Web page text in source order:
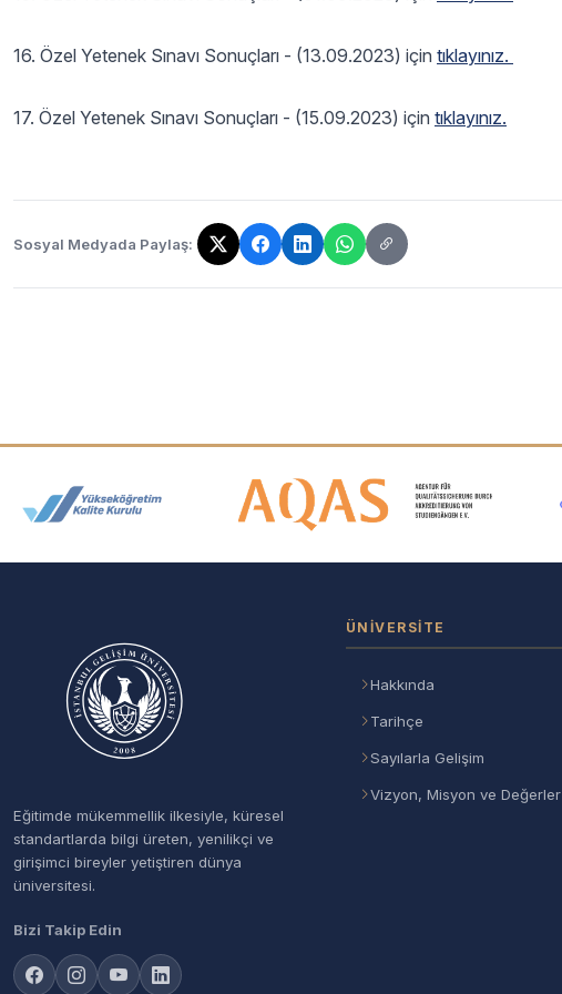
16. Özel Yetenek Sınavı Sonuçları - (13.09.2023) için tıklayınız.
17. Özel Yetenek Sınavı Sonuçları - (15.09.2023) için tıklayınız.
Sosyal Medyada Paylaş:
Bağlantı kopyalandı!
Akreditasyon ve Üyelik Logoları
Eğitimde mükemmellik ilkesiyle, küresel
standartlarda bilgi üreten, yenilikçi ve
girişimci bireyler yetiştiren dünya
üniversitesi.
Bizi Takip Edin
ÜNIVERSITE
Hakkında
Tarihçe
Sayılarla Gelişim
Vizyon, Misyon ve Değerler